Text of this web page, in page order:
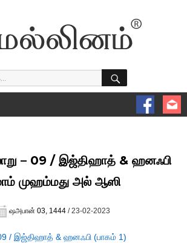
SEARCH
– 09 / இஜ்திஹாத் & ஹனஃபி
முஹம்மது அல் ஆஸி
Posted
ஷஅபான் 03, 1444 / 23-02-2023
/ இஜ்திஹாத் & ஹனஃபி (பாகம் 1)